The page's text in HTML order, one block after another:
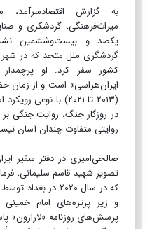
به گزارش اقتصادسرآمد،
میراث‌فرهنگی، گردشگری و
یکصد و بیست‌وششمین
گردشگری ملل متحد که در شهر
کشور سفر کرد. او پرچمدار
ایران‌هراسی» است و از زمان
(۲۰۱۳ تا ۲۰۲۱) با
در روزگار جنگ، روایت جنگی
روایتی متفاوت چندان آسان
صالحی‌امیری در دفتر سفیر
تصویر شهید قاسم سلیمانی،
که در سال ۲۰۲۰ در
و زیر پرتره‌های امام خمینی
پرسش‌های روزنامه